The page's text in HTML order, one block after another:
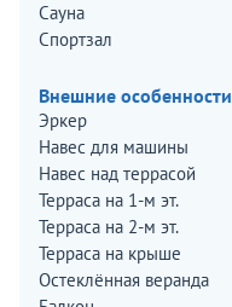
Сауна
Спортзал
Внешние особенности
Эркер
Навес для машины
Навес над террасой
Терраса на 1-м эт.
Терраса на 2-м эт.
Терраса на крыше
Остеклённая веранда